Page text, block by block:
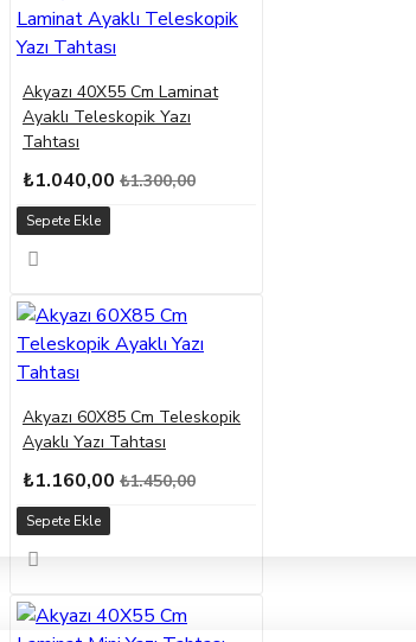
Akyazı 40X55 Cm Laminat
Ayaklı Teleskopik Yazı
Tahtası
₺1.040,00 ₺1.300,00
Sepete Ekle
Akyazı 60X85 Cm Teleskopik
Ayaklı Yazı Tahtası
₺1.160,00 ₺1.450,00
Sepete Ekle